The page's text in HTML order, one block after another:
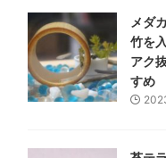
メダ
竹を
アク
すめ